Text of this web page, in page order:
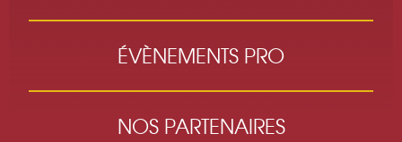
ÉVÈNEMENTS PRO
NOS PARTENAIRES